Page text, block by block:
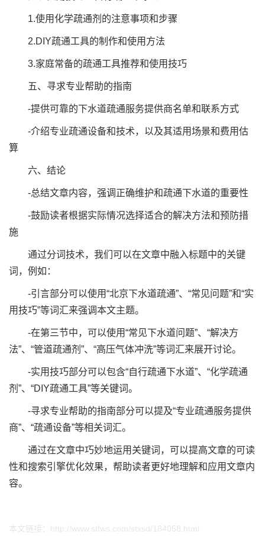
1.使用化学疏通剂的注意事项和步骤
2.DIY疏通工具的制作和使用方法
3.家庭常备的疏通工具推荐和使用技巧
五、寻求专业帮助的指南
-提供可靠的下水道疏通服务提供商名单和联系方式
-介绍专业疏通设备和技术，以及其适用场景和费用估
算
六、结论
-总结文章内容，强调正确维护和疏通下水道的重要性
-鼓励读者根据实际情况选择适合的解决方法和预防措
施
通过分词技术，我们可以在文章中融入标题中的关键
词，例如：
-引言部分可以使用“北京下水道疏通”、“常见问题”和“实
用技巧”等词汇来强调本文主题。
-在第三节中，可以使用“常见下水道问题”、“解决方
法”、“管道疏通剂”、“高压气体冲洗”等词汇来展开讨论。
-实用技巧部分可以包含“自行疏通下水道”、“化学疏通
剂”、“DIY疏通工具”等关键词。
-寻求专业帮助的指南部分可以提及“专业疏通服务提供
商”、“疏通设备”等相关词汇。
通过在文章中巧妙地运用关键词，可以提高文章的可读
性和搜索引擎优化效果，帮助读者更好地理解和应用文章内
容。
本文链接： http://www.stfws.com/stxsd/184058.html